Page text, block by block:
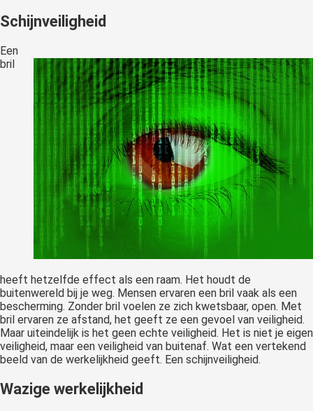
Schijnveiligheid
Een
bril
heeft hetzelfde effect als een raam. Het houdt de
buitenwereld bij je weg. Mensen ervaren een bril vaak als een
bescherming. Zonder bril voelen ze zich kwetsbaar, open. Met
bril ervaren ze afstand, het geeft ze een gevoel van veiligheid.
Maar uiteindelijk is het geen echte veiligheid. Het is niet je eigen
veiligheid, maar een veiligheid van buitenaf. Wat een vertekend
beeld van de werkelijkheid geeft. Een schijnveiligheid.
Wazige werkelijkheid